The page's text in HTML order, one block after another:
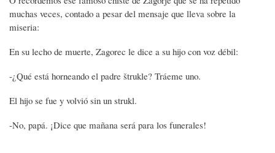
muchas veces, contado a pesar del mensaje que lleva sobre la
miseria:
En su lecho de muerte, Zagorec le dice a su hijo con voz débil:
-¿Qué está horneando el padre štrukle? Tráeme uno.
El hijo se fue y volvió sin un strukl.
-No, papá. ¡Dice que mañana será para los funerales!